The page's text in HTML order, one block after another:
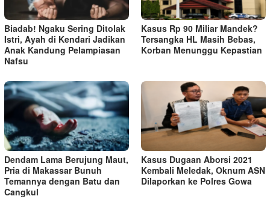
Biadab! Ngaku Sering Ditolak
Istri, Ayah di Kendari Jadikan
Anak Kandung Pelampiasan
Nafsu
Kasus Rp 90 Miliar Mandek?
Tersangka HL Masih Bebas,
Korban Menunggu Kepastian
Dendam Lama Berujung Maut,
Pria di Makassar Bunuh
Temannya dengan Batu dan
Cangkul
Kasus Dugaan Aborsi 2021
Kembali Meledak, Oknum ASN
Dilaporkan ke Polres Gowa